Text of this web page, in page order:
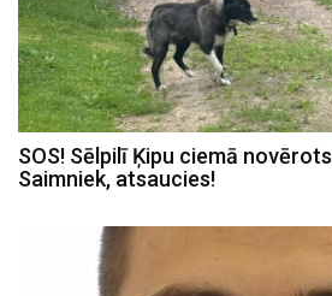
SOS! Sēlpilī Ķipu ciemā
Saimniek, atsaucies!